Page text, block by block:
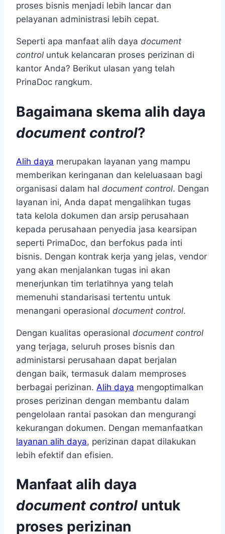
proses bisnis menjadi lebih lancar dan
pelayanan administrasi lebih cepat.
Seperti apa manfaat alih daya document
control untuk kelancaran proses perizinan di
kantor Anda? Berikut ulasan yang telah
PrinaDoc rangkum.
Bagaimana skema alih daya
document control?
Alih daya merupakan layanan yang mampu
memberikan keringanan dan keleluasaan bagi
organisasi dalam hal document control. Dengan
layanan ini, Anda dapat mengalihkan tugas
tata kelola dokumen dan arsip perusahaan
kepada perusahaan penyedia jasa kearsipan
seperti PrimaDoc, dan berfokus pada inti
bisnis. Dengan kontrak kerja yang jelas, vendor
yang akan menjalankan tugas ini akan
menerjunkan tim terlatihnya yang telah
memenuhi standarisasi tertentu untuk
menangani operasional document control.
Dengan kualitas operasional document control
yang terjaga, seluruh proses bisnis dan
administarsi perusahaan dapat berjalan
dengan baik, termasuk dalam memproses
berbagai perizinan. Alih daya mengoptimalkan
proses perizinan dengan membantu dalam
pengelolaan rantai pasokan dan mengurangi
kekurangan dokumen. Dengan memanfaatkan
layanan alih daya, perizinan dapat dilakukan
lebih efektif dan efisien.
Manfaat alih daya
document control untuk
proses perizinan